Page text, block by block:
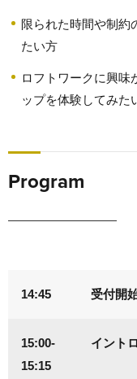
限られた時間や制約
たい方
ロフトワークに興味
ップを体験してみた
Program
14:45 受付開
15:00-
15:15
イント